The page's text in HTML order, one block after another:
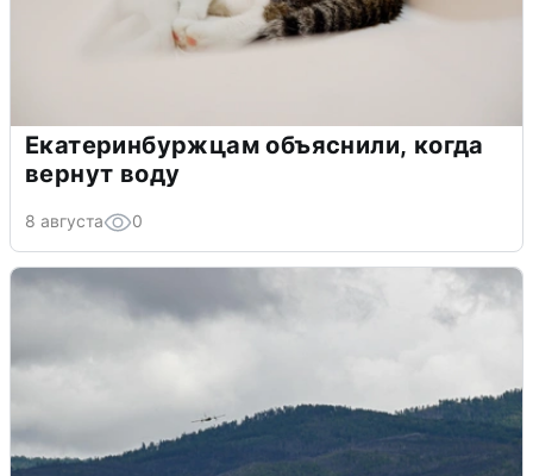
Екатеринбуржцам объяснили, когда
вернут воду
8 августа 0